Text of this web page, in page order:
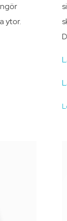
ytor.